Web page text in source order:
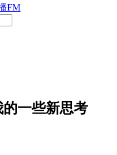
FM
一些新思考